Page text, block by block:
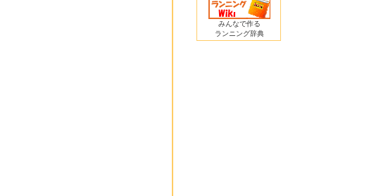
みんなで作る
ランニング辞典